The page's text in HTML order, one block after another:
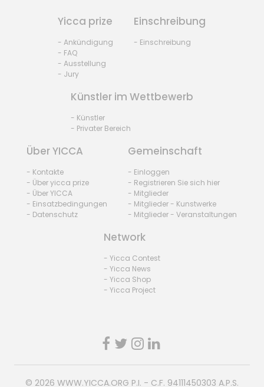
Yicca prize
- Ankündigung
- FAQ
- Ausstellung
- Jury
Einschreibung
- Einschreibung
Künstler im Wettbewerb
- Künstler
- Privater Bereich
Über YICCA
- Kontakte
- Über yicca prize
- Über YICCA
- Einsatzbedingungen
- Datenschutz
Gemeinschaft
- Einloggen
- Registrieren Sie sich hier
- Mitglieder
- Mitglieder - Kunstwerke
- Mitglieder - Veranstaltungen
Network
- Yicca Contest
- Yicca News
- Yicca Shop
- Yicca Project
© 2026 WWW.YICCA.ORG P.I. - C.F. 94111450303 A.P.S.